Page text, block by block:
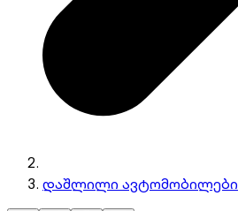
დაშლილი ავტომობილები